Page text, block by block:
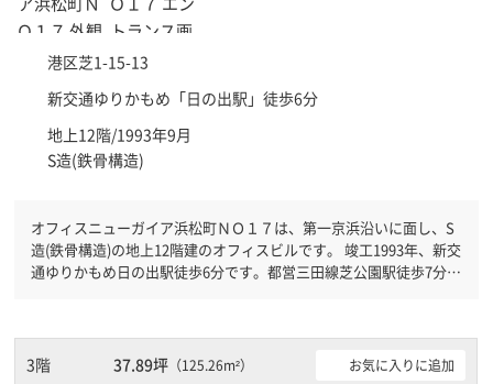
港区芝1-15-13
新交通ゆりかもめ「日の出駅 」徒歩6分
地上12階/1993年9月
S造(鉄骨構造)
オフィスニューガイア浜松町ＮＯ１７は、第一京浜沿いに面し、S
造(鉄骨構造)の地上12階建のオフィスビルです。 竣工1993年、新交
通ゆりかもめ日の出駅徒歩6分です。都営三田線芝公園駅徒歩7分と
震性がしっかりとしています。土日・祝日も利用可能になりますの
で時間帯を気にせず利用できます。
3階 37.89坪 （125.26m²） お気に入りに追加